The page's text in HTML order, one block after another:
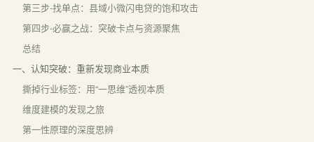
第三步-找单点：县域小微闪电贷的饱和攻击
第四步-必赢之战：突破卡点与资源聚焦
总结
一、认知突破：重新发现商业本质
撕掉行业标签：用“一思维”透视本质
维度建模的发现之旅
第一性原理的深度思辨